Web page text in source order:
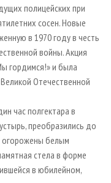
полицейских при
сосен. Новые
в 1970 году в честь
войны. Акция
гордимся!» и была
Отечественной
час полгектара в
преобразились до
огорожены белым
стела в форме
в юбилейном,